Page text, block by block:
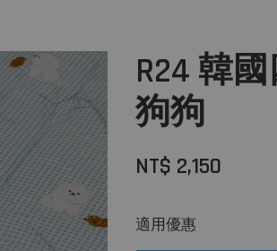
R24 韓
狗狗
NT$ 2,150
適用優惠